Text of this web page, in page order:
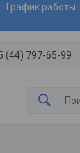
График работы
(44) 797-65-99